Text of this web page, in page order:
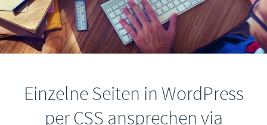
Einzelne Seiten in WordPress
per CSS ansprechen via